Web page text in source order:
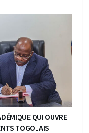
QUI OUVRE
TOGOLAIS